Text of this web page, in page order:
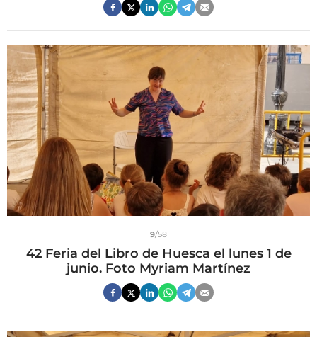
9/58
42 Feria del Libro de Huesca el lunes 1 de
junio. Foto Myriam Martínez